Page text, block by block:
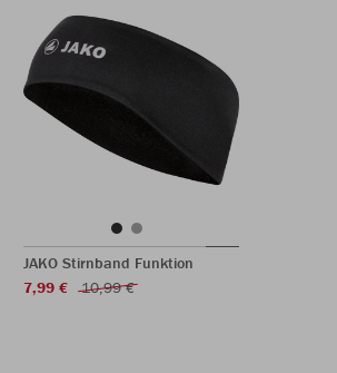
JAKO Stirnband Funktion
7,99 €
10,99 €